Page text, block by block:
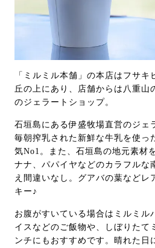
「ミルミル本舗」の本店はフサ
丘の上にあり、店舗からは八重山
のジェラートショップ。
石垣島にある伊盛牧場直営のジェ
毎朝搾乳された新鮮な牛乳を使っ
気No1。また、石垣島の地元素材
ナナ、パパイヤなどのカラフルな
え間違いなし。グアバの葉などレ
キー♪
お腹がすいている場合はミルミル
イスなどのご飯物や、しぼりたて
ンチにもおすすめです。晴れた日